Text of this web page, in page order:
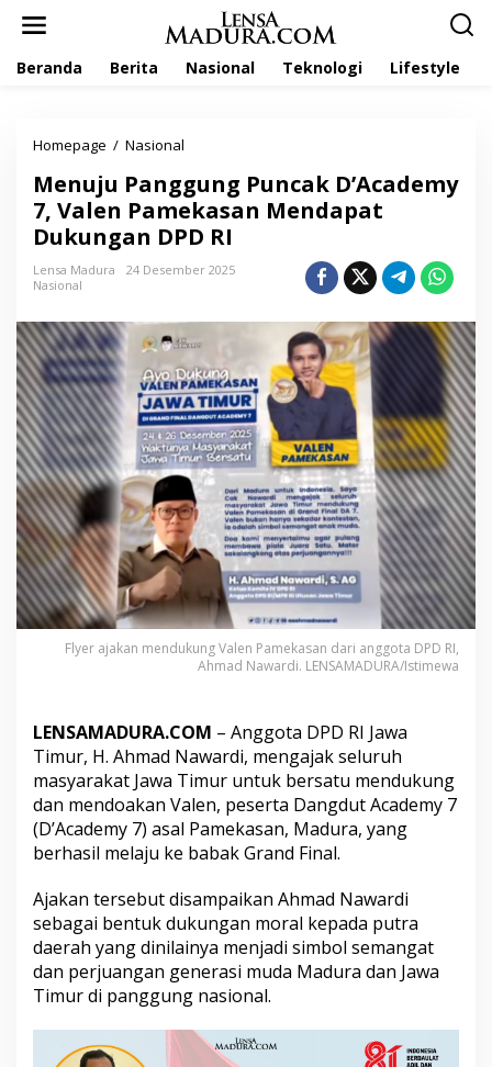
Beranda Berita Nasional Teknologi Lifestyle
Homepage / Nasional
n
u
j
u
P
g
g
u
n
g
P
u
n
c
a
k
D
'
c
a
d
e
,
V
a
l
e
n
P
m
e
k
a
s
a
M
Menuju Panggung Puncak D’Academy
7, Valen Pamekasan Mendapat
Dukungan DPD RI
Lensa Madura
24 Desember 2025
Nasional
Flyer ajakan mendukung Valen Pamekasan dari anggota DPD RI,
Ahmad Nawardi. LENSAMADURA/Istimewa
LENSAMADURA.COM – Anggota DPD RI Jawa
Timur, H. Ahmad Nawardi, mengajak seluruh
masyarakat Jawa Timur untuk bersatu mendukung
dan mendoakan Valen, peserta Dangdut Academy 7
(D’Academy 7) asal Pamekasan, Madura, yang
berhasil melaju ke babak Grand Final.
Ajakan tersebut disampaikan Ahmad Nawardi
sebagai bentuk dukungan moral kepada putra
daerah yang dinilainya menjadi simbol semangat
dan perjuangan generasi muda Madura dan Jawa
Timur di panggung nasional.